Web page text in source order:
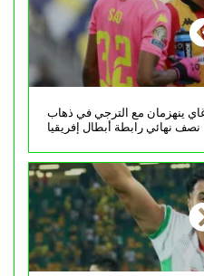
ينهزمان مع الترجي في ذهاب
نصف نهائي رابطة أبطال إفريقيا